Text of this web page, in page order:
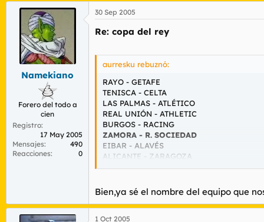
Namekiano
Forero del todo a
cien
Registro
17 May 2005
Mensajes
490
Reacciones
0
30 Sep 2005
Re: copa del rey
aurresku rebuznó:
RAYO - GETAFE
TENISCA - CELTA
LAS PALMAS - ATLÉTICO
REAL UNIÓN - ATHLETIC
BURGOS - RACING
ZAMORA - R. SOCIEDAD
EIBAR - ALAVÉS
ALICANTE - ZARAGOZA
ALCOYANO - MALLORCA
HOSPITALET - NÁSTIC
BAZA - MÁLAGA
ALBACETE - CÁDIZ
XEREZ - NUMANCIA
Bien,ya sé el nombre del equipo que
1 Oct 2005